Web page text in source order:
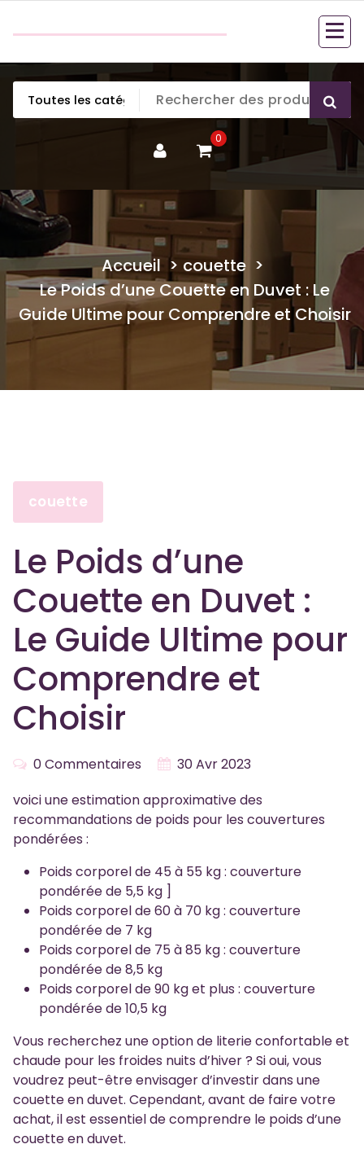
0
Accueil> couette>
Le Poids d’une Couette en Duvet : Le
Guide Ultime pour Comprendre et Choisir
couette
Le Poids d’une
Couette en Duvet :
Le Guide Ultime pour
Comprendre et
Choisir
0 Commentaires
30 Avr 2023
voici une estimation approximative des
recommandations de poids pour les couvertures
pondérées :
Poids corporel de 45 à 55 kg : couverture
pondérée de 5,5 kg ]
Poids corporel de 60 à 70 kg : couverture
pondérée de 7 kg
Poids corporel de 75 à 85 kg : couverture
pondérée de 8,5 kg
Poids corporel de 90 kg et plus : couverture
pondérée de 10,5 kg
Vous recherchez une option de literie confortable et
chaude pour les froides nuits d’hiver ? Si oui, vous
voudrez peut-être envisager d’investir dans une
couette en duvet. Cependant, avant de faire votre
achat, il est essentiel de comprendre le poids d’une
couette en duvet.